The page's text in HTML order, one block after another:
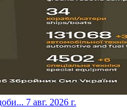
7 авг. 2026 г.